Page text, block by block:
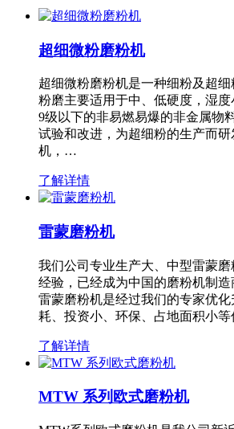
超细微粉磨粉机
超细微粉磨粉机是一种细粉及超
粉磨主要适用于中、低硬度，湿
9级以下的非易燃易爆的非金属物
试验和改进，为超细粉的生产而
机，…
了解详情
雷蒙磨粉机
我们公司专业生产大、中型雷蒙
经验，已经成为中国的磨粉机制造
雷蒙磨粉机是经过我们的专家优
耗、投资小、环保、占地面积小
了解详情
MTW 系列欧式磨粉机